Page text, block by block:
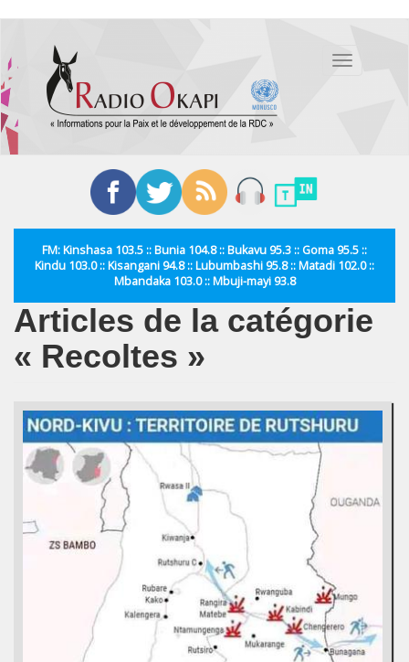
contenu
principal
Toggle
FM: Kinshasa 103.5 :: Bunia 104.8 :: Bukavu 95.3 :: Goma 95.5 ::
Kindu 103.0 :: Kisangani 94.8 :: Lubumbashi 95.8 :: Matadi 102.0 ::
Mbandaka 103.0 :: Mbuji-mayi 93.8
Articles de la catégorie
« Recoltes »